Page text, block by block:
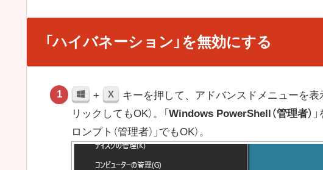
「ハイバネーション」を無効にする
+ X
キーを押して、アドバンスドメニューを表
リックしてもOK）。「Windows PowerShell（管理者）
ロンプト（管理者）」でもOK）。